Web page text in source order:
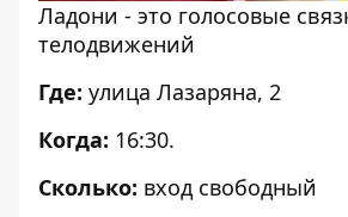
Ладони - это голосовые
телодвижений
Где: улица Лазаряна, 2
Когда: 16:30.
Сколько: вход свободный